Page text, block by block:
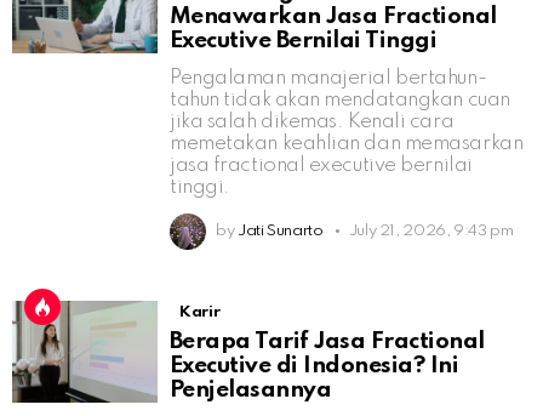
Menawarkan Jasa Fractional
Executive Bernilai Tinggi
Pengalaman manajerial bertahun-
tahun tidak akan mendatangkan cuan
jika salah dikemas. Kenali cara
memetakan keahlian dan memasarkan
jasa fractional executive bernilai
tinggi.
by Jati Sunarto July 21, 2026, 9:43 pm
Karir
Berapa Tarif Jasa Fractional
Executive di Indonesia? Ini
Penjelasannya